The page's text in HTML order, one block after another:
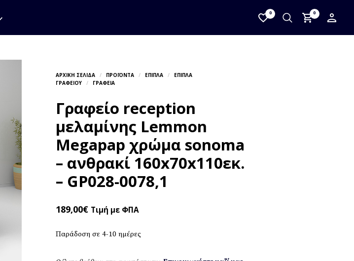
0 0
Γραφείο reception
μελαμίνης Lemmon
Megapap χρώμα sonoma
– ανθρακί 160x70x110εκ.
– GP028-0078,1
189,00€ Τιμή με ΦΠΑ
Παράδοση σε 4-10 ημέρες